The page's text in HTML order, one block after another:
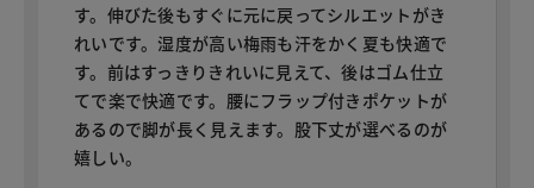
す。伸びた後もすぐに元に戻ってシルエットがき
れいです。湿度が高い梅雨も汗をかく夏も快適で
す。前はすっきりきれいに見えて、後はゴム仕立
てで楽で快適です。腰にフラップ付きポケットが
あるので脚が長く見えます。股下丈が選べるのが
嬉しい。